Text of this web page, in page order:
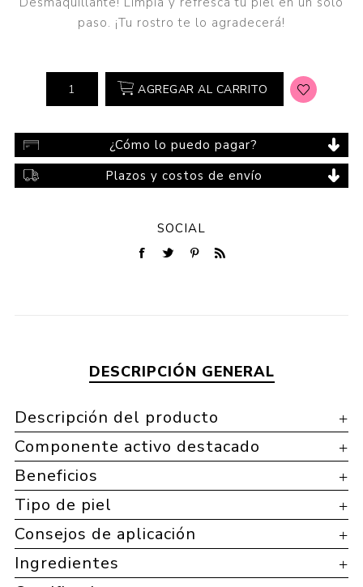
paso. ¡Tu rostro te lo agradecerá!
AGREGAR AL CARRITO
¿Cómo lo puedo pagar?
Plazos y costos de envío
SOCIAL
DESCRIPCIÓN GENERAL
Descripción del producto
Componente activo destacado
Beneficios
Tipo de piel
Consejos de aplicación
Ingredientes